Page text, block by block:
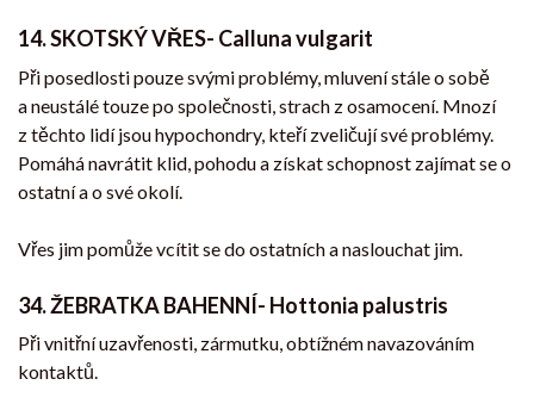
14. SKOTSKÝ VŘES- Calluna vulgarit
Při posedlosti pouze svými problémy, mluvení stále o sobě
a neustálé touze po společnosti, strach z osamocení. Mnozí
z těchto lidí jsou hypochondry, kteří zveličují své problémy.
Pomáhá navrátit klid, pohodu a získat schopnost zajímat se o
ostatní a o své okolí.
Vřes jim pomůže vcítit se do ostatních a naslouchat jim.
34. ŽEBRATKA BAHENNÍ- Hottonia palustris
Při vnitřní uzavřenosti, zármutku, obtížném navazováním
kontaktů.